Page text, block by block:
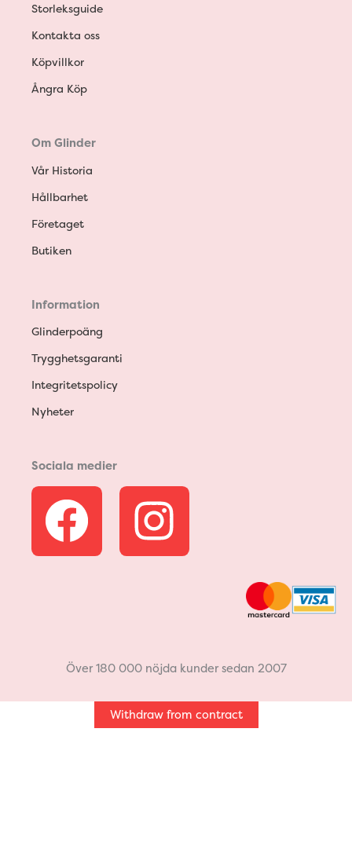
Storleksguide
Kontakta oss
Köpvillkor
Ångra Köp
Om Glinder
Vår Historia
Hållbarhet
Företaget
Butiken
Information
Glinderpoäng
Trygghetsgaranti
Integritetspolicy
Nyheter
Sociala medier
F
a
b
o
I
n
a
g
Över 180 000 nöjda kunder sedan 2007
Withdraw from contract